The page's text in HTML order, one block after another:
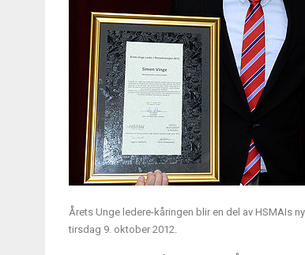
Årets Unge ledere-kåringen blir en del av HSMAIs
tirsdag 9. oktober 2012.